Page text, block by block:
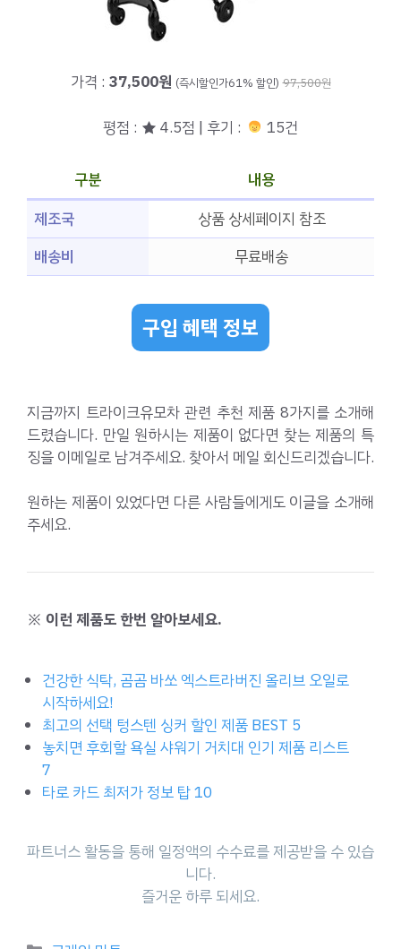
가격 : 37,500원 (즉시할인가61% 할인) 97,500원
평점 : ★ 4.5점 | 후기 : 15건
구분
내용
제조국
상품 상세페이지 참조
배송비
무료배송
구입 혜택 정보
지금까지 트라이크유모차 관련 추천 제품 8가지를 소개해
드렸습니다. 만일 원하시는 제품이 없다면 찾는 제품의 특
징을 이메일로 남겨주세요. 찾아서 메일 회신드리겠습니다.
원하는 제품이 있었다면 다른 사람들에게도 이글을 소개해
주세요.
※ 이런 제품도 한번 알아보세요.
건강한 식탁, 곰곰 바쏘 엑스트라버진 올리브 오일로
시작하세요!
최고의 선택 텅스텐 싱커 할인 제품 BEST 5
놓치면 후회할 욕실 샤워기 거치대 인기 제품 리스트
7
타로 카드 최저가 정보 탑 10
파트너스 활동을 통해 일정액의 수수료를 제공받을 수 있습
니다.
즐거운 하루 되세요.